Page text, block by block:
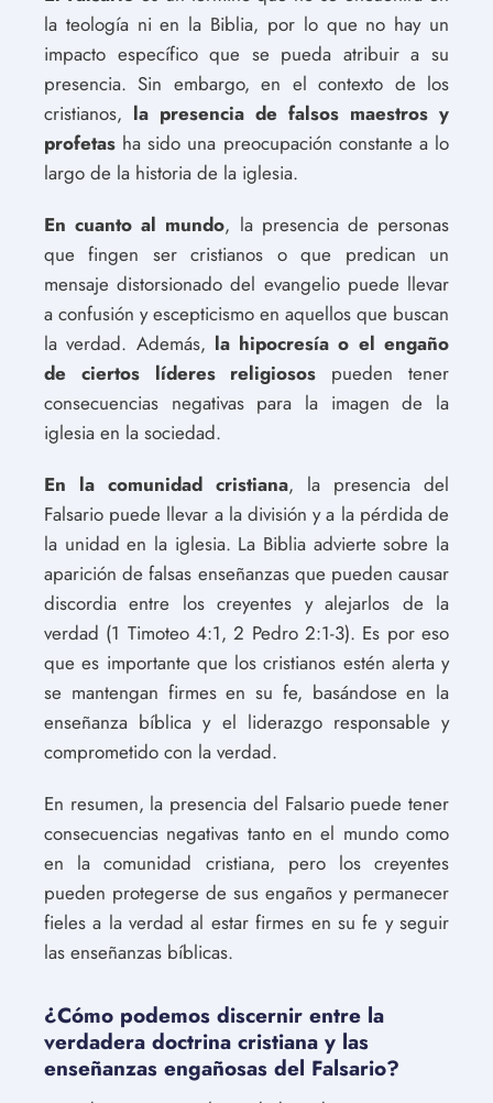
la teología ni en la Biblia, por lo que no hay un
impacto específico que se pueda atribuir a su
presencia. Sin embargo, en el contexto de los
cristianos, la presencia de falsos maestros y
profetas ha sido una preocupación constante a lo
largo de la historia de la iglesia.
En cuanto al mundo, la presencia de personas
que fingen ser cristianos o que predican un
mensaje distorsionado del evangelio puede llevar
a confusión y escepticismo en aquellos que buscan
la verdad. Además, la hipocresía o el engaño
de ciertos líderes religiosos pueden tener
consecuencias negativas para la imagen de la
iglesia en la sociedad.
En la comunidad cristiana, la presencia del
Falsario puede llevar a la división y a la pérdida de
la unidad en la iglesia. La Biblia advierte sobre la
aparición de falsas enseñanzas que pueden causar
discordia entre los creyentes y alejarlos de la
verdad (1 Timoteo 4:1, 2 Pedro 2:1-3). Es por eso
que es importante que los cristianos estén alerta y
se mantengan firmes en su fe, basándose en la
enseñanza bíblica y el liderazgo responsable y
comprometido con la verdad.
En resumen, la presencia del Falsario puede tener
consecuencias negativas tanto en el mundo como
en la comunidad cristiana, pero los creyentes
pueden protegerse de sus engaños y permanecer
fieles a la verdad al estar firmes en su fe y seguir
las enseñanzas bíblicas.
¿Cómo podemos discernir entre la
verdadera doctrina cristiana y las
enseñanzas engañosas del Falsario?